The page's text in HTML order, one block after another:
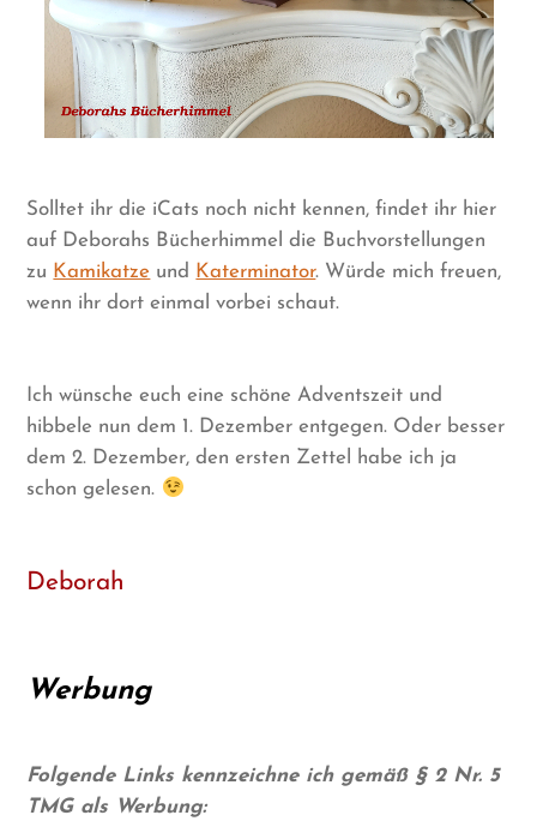
Solltet ihr die iCats noch nicht kennen, findet ihr hier
auf Deborahs Bücherhimmel die Buchvorstellungen
zu Kamikatze und Katerminator. Würde mich freuen,
wenn ihr dort einmal vorbei schaut.
Ich wünsche euch eine schöne Adventszeit und
hibbele nun dem 1. Dezember entgegen. Oder besser
dem 2. Dezember, den ersten Zettel habe ich ja
schon gelesen.
Deborah
Werbung
Folgende Links kennzeichne ich gemäß § 2 Nr. 5
TMG als Werbung: